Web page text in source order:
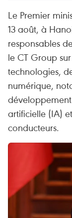
Le Premier
13 août, à
responsables
le CT Group
technologies,
numérique,
artificielle (IA)
conducteurs.